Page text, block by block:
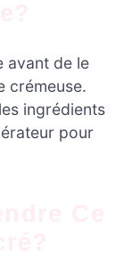
avant de le
crémeuse.
ingrédients
pour